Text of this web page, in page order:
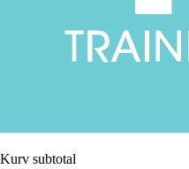
Kurv subtotal